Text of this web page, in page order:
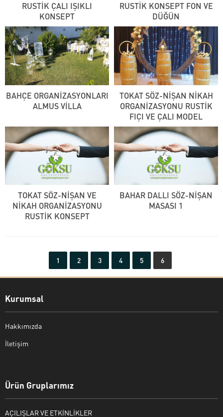
RUSTİK ÇALI IŞIKLI
KONSEPT
RUSTİK KONSEPT FON VE
DÜĞÜN
BAHÇE ORGANİZASYONLARI
ALMUS VİLLA
TOKAT SÖZ-NİŞAN NİKAH
ORGANİZASYONU RUSTİK
FIÇI VE ÇALI MODEL
TOKAT SÖZ-NİŞAN VE
NİKAH ORGANİZASYONU
RUSTİK KONSEPT
BAHAR DALLI SÖZ-NİŞAN
MASASI 1
1 2 3 4 5 6
Kurumsal
Hakkımızda
İletişim
Ürün Gruplarımız
AÇILIŞLAR VE ETKİNLİKLER